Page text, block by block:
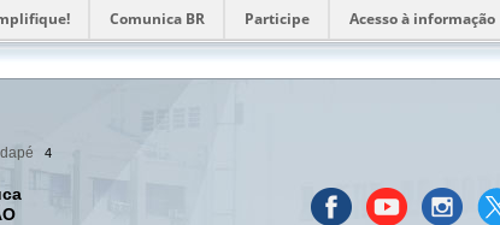
Comunica BR Participe Acesso à informação
4